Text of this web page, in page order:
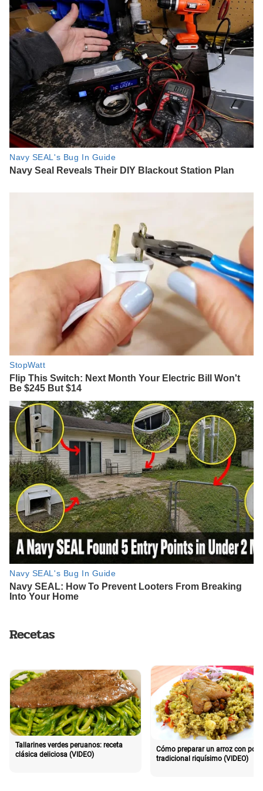
Recetas
Tallarines verdes peruanos: receta
clásica deliciosa (VIDEO)
Cómo preparar un arroz con pollo
tradicional riquísimo (VIDEO)